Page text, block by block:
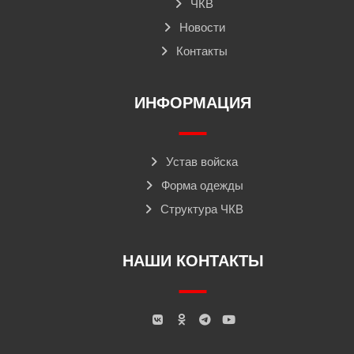
ЧКВ
Новости
Контакты
ИНФОРМАЦИЯ
Устав войска
Форма одежды
Структура ЧКВ
НАШИ КОНТАКТЫ